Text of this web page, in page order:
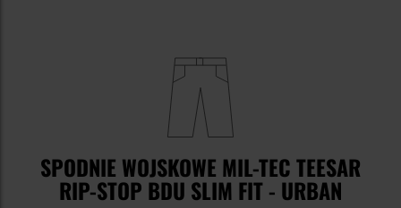
SPODNIE WOJSKOWE MIL-TEC TEESAR
RIP-STOP BDU SLIM FIT - URBAN